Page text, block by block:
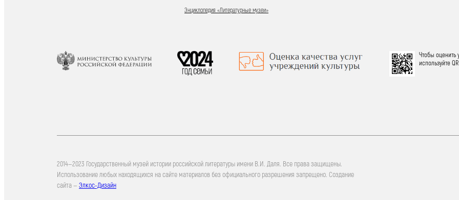
Энциклопедия «Литературные музеи»
Чтобы оценить
используйте
2014—2023 Государственный музей истории российской литературы имени В.И. Даля. Все права защищены.
Использование любых находящихся на сайте материалов без официального разрешения запрещено. Создание
сайта — Элкос-Дизайн